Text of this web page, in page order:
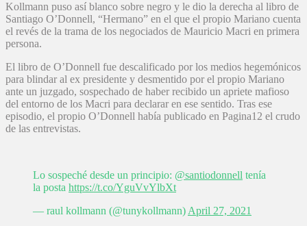
Kollmann puso así blanco sobre negro y le dio la derecha al libro de
Santiago O’Donnell, “Hermano” en el que el propio Mariano cuenta
el revés de la trama de los negociados de Mauricio Macri en primera
persona.
El libro de O’Donnell fue descalificado por los medios hegemónicos
para blindar al ex presidente y desmentido por el propio Mariano
ante un juzgado, sospechado de haber recibido un apriete mafioso
del entorno de los Macri para declarar en ese sentido. Tras ese
episodio, el propio O’Donnell había publicado en Pagina12 el crudo
de las entrevistas.
Lo sospeché desde un principio: @santiodonnell tenía
la posta https://t.co/YguVvYlbXt
— raul kollmann (@tunykollmann) April 27, 2021